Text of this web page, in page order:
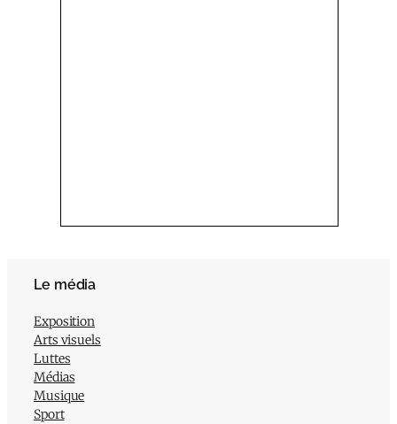
Le média
Exposition
Arts visuels
Luttes
Médias
Musique
Sport